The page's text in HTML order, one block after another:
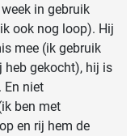
in gebruik
ook nog loop). Hij
mee (ik gebruik
heb gekocht), hij is
En niet
ben met
en rij hem de